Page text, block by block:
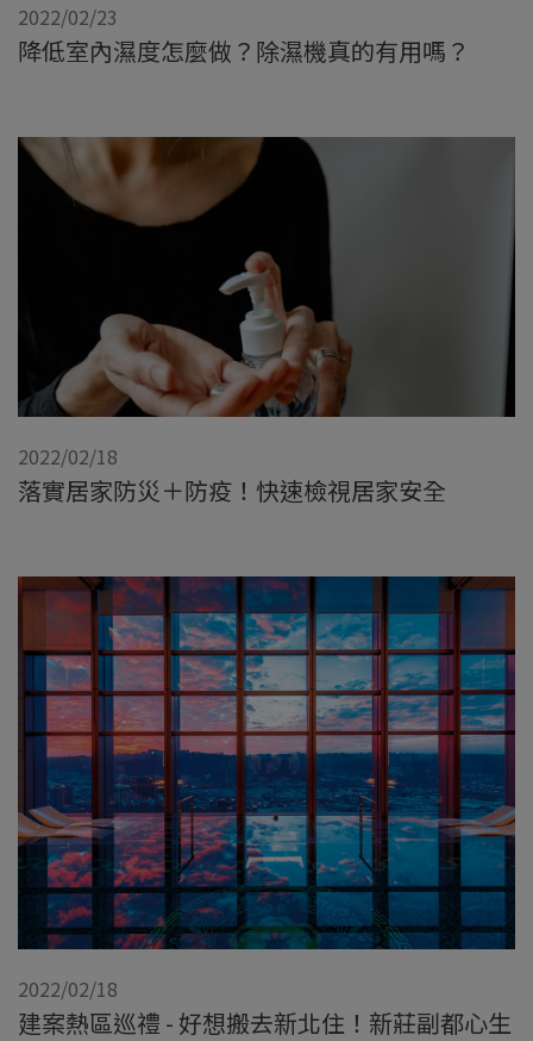
2022/02/23
降低室內濕度怎麼做？除濕機真的有用嗎？
2022/02/18
落實居家防災＋防疫！快速檢視居家安全
2022/02/18
建案熱區巡禮 - 好想搬去新北住！新莊副都心生